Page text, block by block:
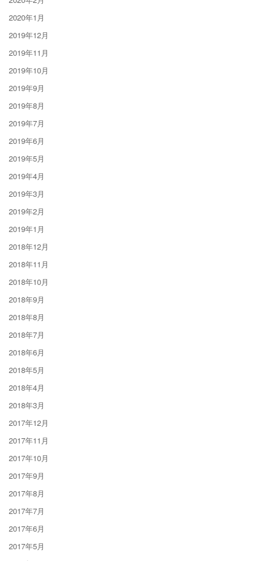
2020年1月
2019年12月
2019年11月
2019年10月
2019年9月
2019年8月
2019年7月
2019年6月
2019年5月
2019年4月
2019年3月
2019年2月
2019年1月
2018年12月
2018年11月
2018年10月
2018年9月
2018年8月
2018年7月
2018年6月
2018年5月
2018年4月
2018年3月
2017年12月
2017年11月
2017年10月
2017年9月
2017年8月
2017年7月
2017年6月
2017年5月